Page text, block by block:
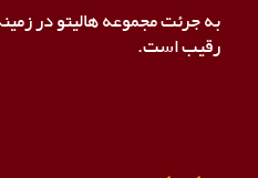
به جرئت مجموعه هالیتو در
رقیب است.